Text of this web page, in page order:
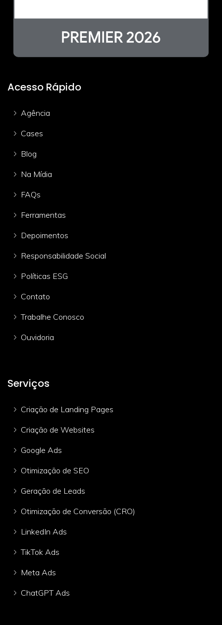
Acesso Rápido
Agência
Cases
Blog
Na Mídia
FAQs
Ferramentas
Depoimentos
Responsabilidade Social
Políticas ESG
Contato
Trabalhe Conosco
Ouvidoria
Serviços
Criação de Landing Pages
Criação de Websites
Google Ads
Otimização de SEO
Geração de Leads
Otimização de Conversão (CRO)
LinkedIn Ads
TikTok Ads
Meta Ads
ChatGPT Ads